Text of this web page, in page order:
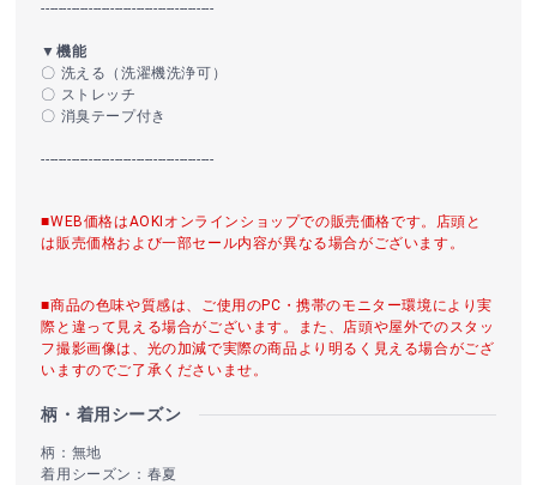
----------------------------------------
▼機能
〇 洗える（洗濯機洗浄可）
〇 ストレッチ
〇 消臭テープ付き
----------------------------------------
■WEB価格はAOKIオンラインショップでの販売価格です。店頭と
は販売価格および一部セール内容が異なる場合がございます。
■商品の色味や質感は、ご使用のPC・携帯のモニター環境により実
際と違って見える場合がございます。また、店頭や屋外でのスタッ
フ撮影画像は、光の加減で実際の商品より明るく見える場合がござ
いますのでご了承くださいませ。
柄・着用シーズン
柄：無地
着用シーズン：春夏